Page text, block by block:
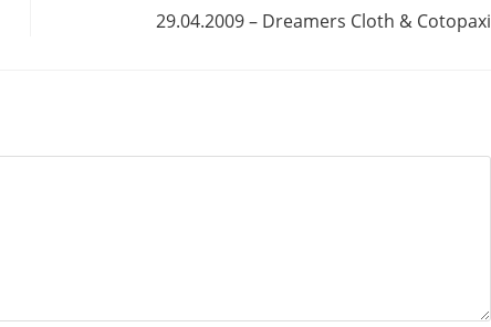
29.04.2009 – Dreamers Cloth & Cotopaxi